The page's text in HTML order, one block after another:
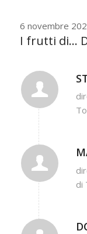
6 novembre
I frutti di…
di